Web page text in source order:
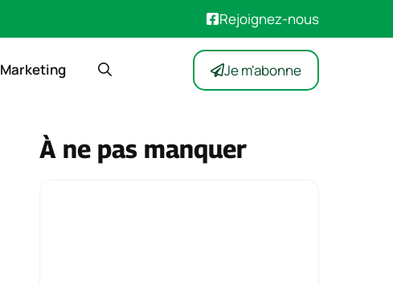
Rejoignez-nous
Marketing Je m'abonne
À ne pas manquer